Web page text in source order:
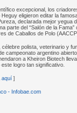
excepcional, los
Heguy eligieron editar la
declarada mejor yegua
parte del “Salón de la Fama”
de Caballos de Polo
célebre polista, veterinario y
campeonato argentino
a Kheiron Biotech
logro tan significativo.
aquí ]
- Infobae.com